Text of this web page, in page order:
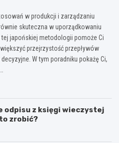
w produkcji i zarządzaniu
skuteczna w uporządkowaniu
japońskiej metodologii pomoże Ci
przejrzystość przepływów
W tym poradniku pokażę Ci,
odpisu z księgi wieczystej
zrobić?